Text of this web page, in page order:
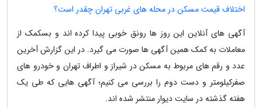
اختلاف قیمت مسکن در محله های غربی تهران چقدر است؟
آگهی های آنلاین این روز ها رونق خوبی پیدا کرده اند و بسکمک از
معاملات به کمک همین آگهی ها صورت می گیرد. در این گزارش آخرین
عدد و رقم های مربوط به مسکن در شیراز و اطراف تهران و خودرو های
صفرکیلومتر و دست دوم را بررسی می کنیم؛ آگهی هایی که طی یک
هفته گذشته در سایت دیوار منتشر شده اند.